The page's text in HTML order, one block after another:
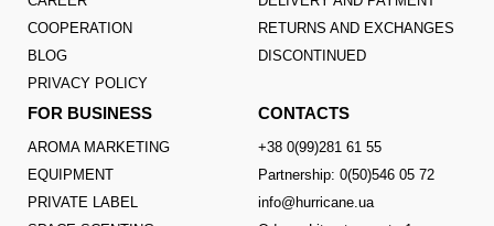
COOPERATION
BLOG
PRIVACY POLICY
RETURNS AND EXCHANGES
DISCONTINUED
FOR BUSINESS
AROMA MARKETING
EQUIPMENT
PRIVATE LABEL
CONTACTS
+38 0(99)281 61 55
Partnership: 0(50)546 05 72
info@hurricane.ua